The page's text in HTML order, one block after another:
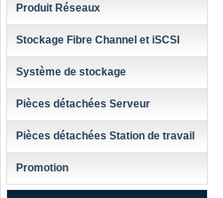
Produit Réseaux
Stockage Fibre Channel et iSCSI
Système de stockage
Pièces détachées Serveur
Pièces détachées Station de travail
Promotion